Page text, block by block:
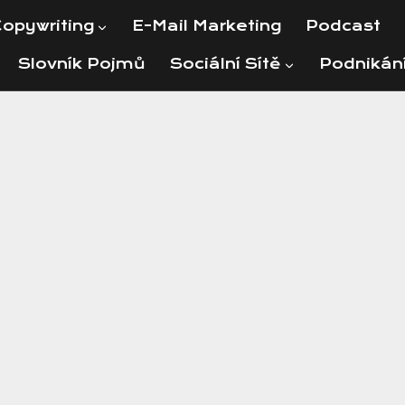
E-Mail Marketing Podcast
Slovník Pojmů Sociální Sítě